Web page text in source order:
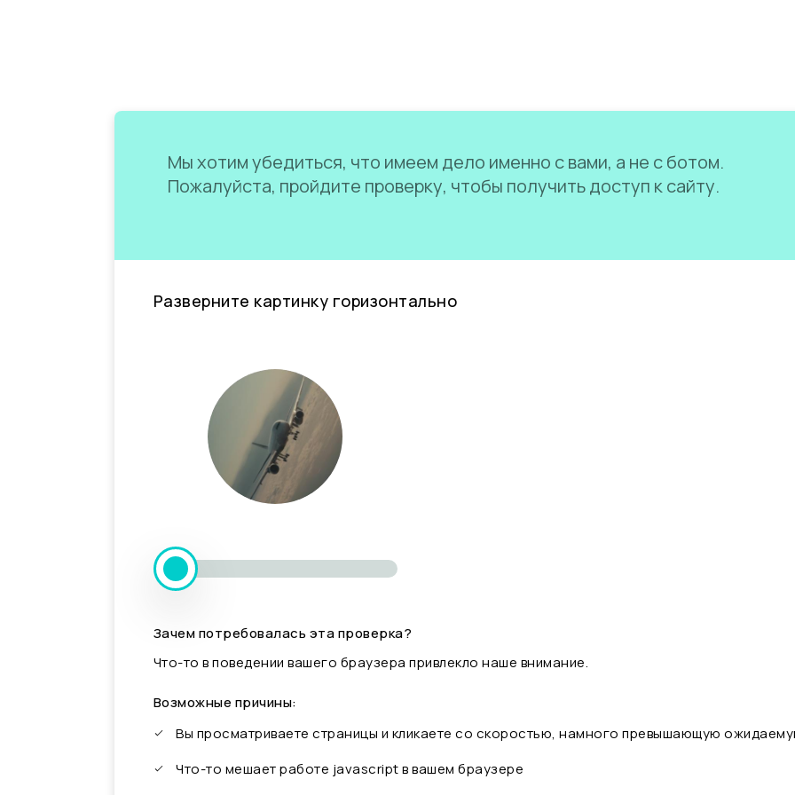
Мы хотим убедиться, что имеем дело именно с вами, а не с ботом.
Пожалуйста, пройдите проверку, чтобы получить доступ к сайту.
Разверните картинку горизонтально
Зачем потребовалась эта проверка?
Что-то в поведении вашего браузера привлекло наше внимание.
Возможные причины:
Вы просматриваете страницы и кликаете со скоростью, намного превышающую
Что-то мешает работе javascript в вашем браузере